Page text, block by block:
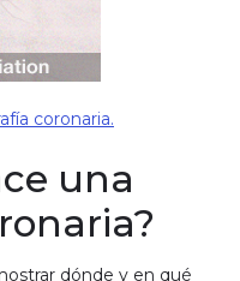
coronaria.
una
dónde y en qué